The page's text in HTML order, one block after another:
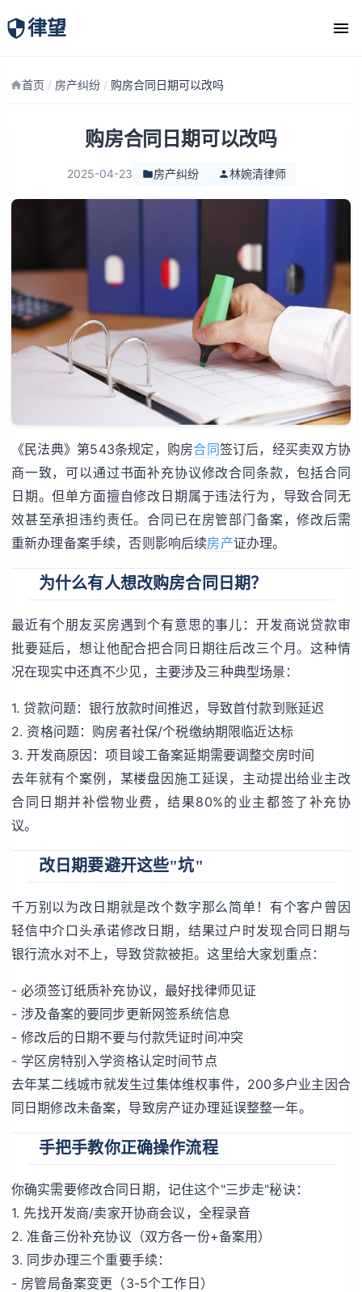
律望
律师团队
首页 / 房产纠纷 / 购房合同日期可以改吗
购房合同日期可以改吗
2025-04-23 房产纠纷 林婉清律师
《民法典》第543条规定，购房合同签订后，经买卖双方协
商一致，可以通过书面补充协议修改合同条款，包括合同
日期。但单方面擅自修改日期属于违法行为，导致合同无
效甚至承担违约责任。合同已在房管部门备案，修改后需
重新办理备案手续，否则影响后续房产证办理。
为什么有人想改购房合同日期？
最近有个朋友买房遇到个有意思的事儿：开发商说贷款审
批要延后，想让他配合把合同日期往后改三个月。这种情
况在现实中还真不少见，主要涉及三种典型场景：
1. 贷款问题：银行放款时间推迟，导致首付款到账延迟
2. 资格问题：购房者社保/个税缴纳期限临近达标
3. 开发商原因：项目竣工备案延期需要调整交房时间
去年就有个案例，某楼盘因施工延误，主动提出给业主改
合同日期并补偿物业费，结果80%的业主都签了补充协
议。
改日期要避开这些"坑"
千万别以为改日期就是改个数字那么简单！有个客户曾因
轻信中介口头承诺修改日期，结果过户时发现合同日期与
银行流水对不上，导致贷款被拒。这里给大家划重点：
- 必须签订纸质补充协议，最好找律师见证
- 涉及备案的要同步更新网签系统信息
- 修改后的日期不要与付款凭证时间冲突
- 学区房特别入学资格认定时间节点
去年某二线城市就发生过集体维权事件，200多户业主因合
同日期修改未备案，导致房产证办理延误整整一年。
手把手教你正确操作流程
你确实需要修改合同日期，记住这个"三步走"秘诀：
1. 先找开发商/卖家开协商会议，全程录音
2. 准备三份补充协议（双方各一份+备案用）
3. 同步办理三个重要手续：
- 房管局备案变更（3-5个工作日）